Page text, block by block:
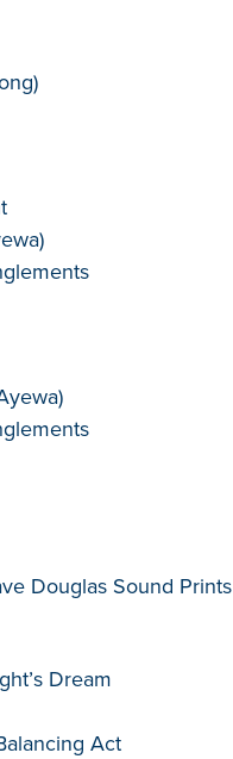
Douglas Sound Prints
Dream
Act